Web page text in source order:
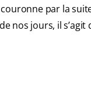
par la
nos jours, il